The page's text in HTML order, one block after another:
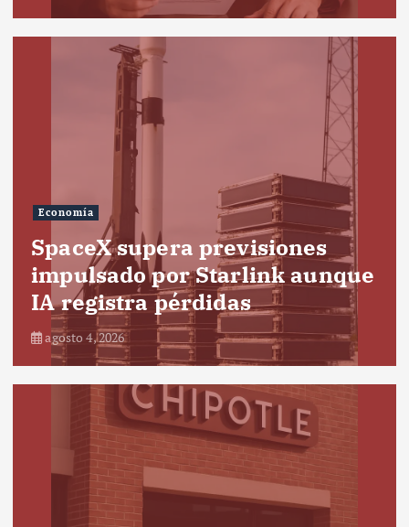
Economía
SpaceX supera previsiones
impulsado por Starlink aunque
IA registra pérdidas
agosto 4, 2026